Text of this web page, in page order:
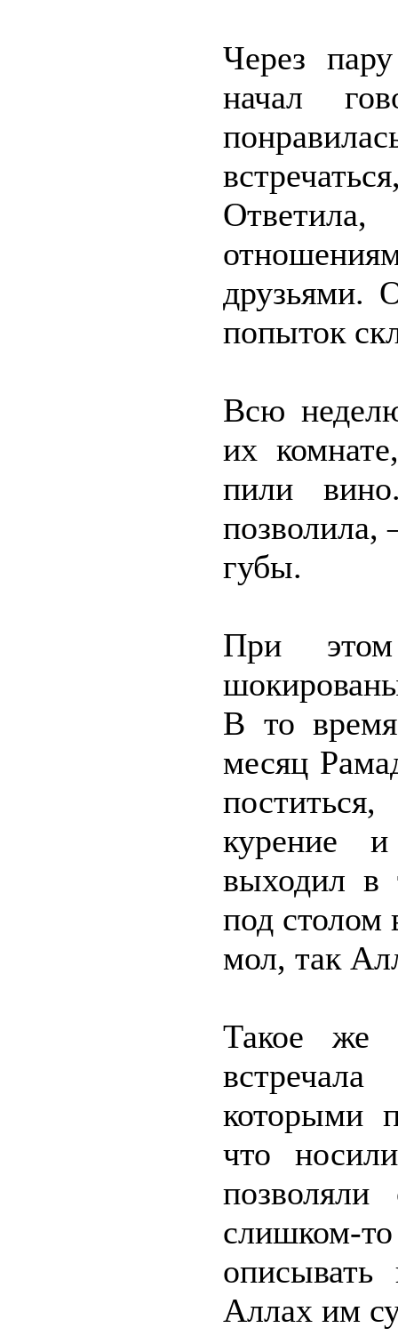
Через
начал
друзьями.
попыток
Всю
их
пили
позволила,
губы.
При
В то
месяц
курение
выходил в
под столом
мол, так
Такое же
которыми
что
слишком-
описывать
Аллах им